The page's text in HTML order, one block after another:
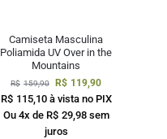
Camiseta Masculina
Poliamida UV Over in the
Mountains
R$ 159,90 R$ 119,90
R$ 115,10 à vista no PIX
Ou 4x de R$ 29,98 sem
juros